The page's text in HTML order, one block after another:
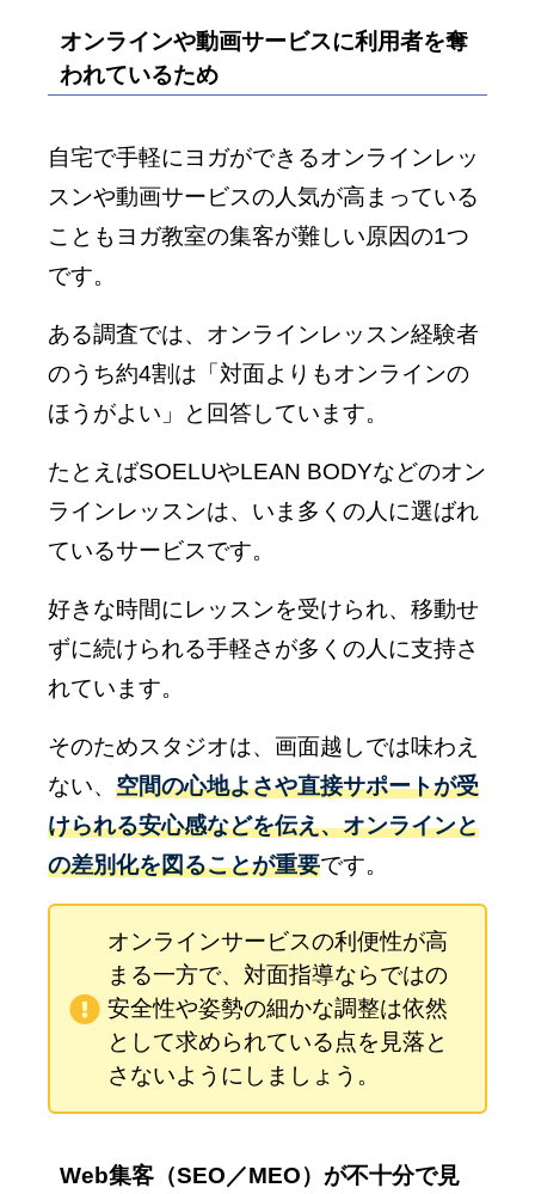
オンラインや動画サービスに利用者を奪
われているため
自宅で手軽にヨガができるオンラインレッ
スンや動画サービスの人気が高まっている
こともヨガ教室の集客が難しい原因の1つ
です。
ある調査では、オンラインレッスン経験者
のうち約4割は「対面よりもオンラインの
ほうがよい」と回答しています。
たとえばSOELUやLEAN BODYなどのオン
ラインレッスンは、いま多くの人に選ばれ
ているサービスです。
好きな時間にレッスンを受けられ、移動せ
ずに続けられる手軽さが多くの人に支持さ
れています。
そのためスタジオは、画面越しでは味わえ
ない、 空間の心地よさや直接サポートが受
けられる安心感などを伝え、オンラインと
の差別化を図ることが重要です。
オンラインサービスの利便性が高
まる一方で、対面指導ならではの
安全性や姿勢の細かな調整は依然
として求められている点を見落と
さないようにしましょう。
Web集客（SEO／MEO）が不十分で見